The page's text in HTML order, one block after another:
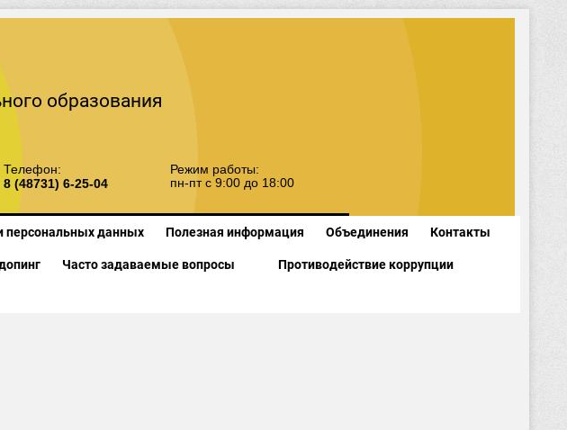
образования
Телефон:
8 (48731) 6-25-04
Режим работы:
пн-пт с 9:00 до 18:00
персональных данных Полезная информация Объединения Контакты
Часто задаваемые вопросы Противодействие коррупции